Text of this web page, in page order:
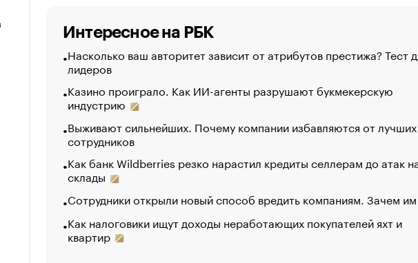
Интересное на РБК
Насколько ваш авторитет зависит от атрибутов престижа? Тест
лидеров
Казино проиграло. Как ИИ-агенты разрушают букмекерскую
индустрию
Выживают сильнейших. Почему компании избавляются от лучших
сотрудников
Как банк Wildberries резко нарастил кредиты селлерам до атак
склады
Сотрудники открыли новый способ вредить компаниям. Зачем
Как налоговики ищут доходы неработающих покупателей яхт и
квартир